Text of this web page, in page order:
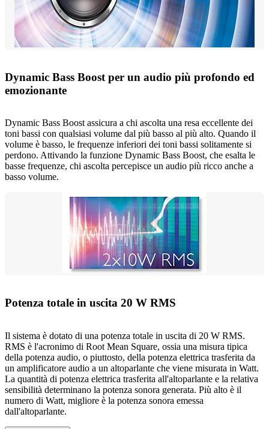
Dynamic Bass Boost per un audio più profondo ed
emozionante
Dynamic Bass Boost assicura a chi ascolta una resa eccellente dei
toni bassi con qualsiasi volume dal più basso al più alto. Quando il
volume è basso, le frequenze inferiori dei toni bassi solitamente si
perdono. Attivando la funzione Dynamic Bass Boost, che esalta le
basse frequenze, chi ascolta percepisce un audio più ricco anche a
basso volume.
Potenza totale in uscita 20 W RMS
Il sistema è dotato di una potenza totale in uscita di 20 W RMS.
RMS è l'acronimo di Root Mean Square, ossia una misura tipica
della potenza audio, o piuttosto, della potenza elettrica trasferita da
un amplificatore audio a un altoparlante che viene misurata in Watt.
La quantità di potenza elettrica trasferita all'altoparlante e la relativa
sensibilità determinano la potenza sonora generata. Più alto è il
numero di Watt, migliore è la potenza sonora emessa
dall'altoparlante.